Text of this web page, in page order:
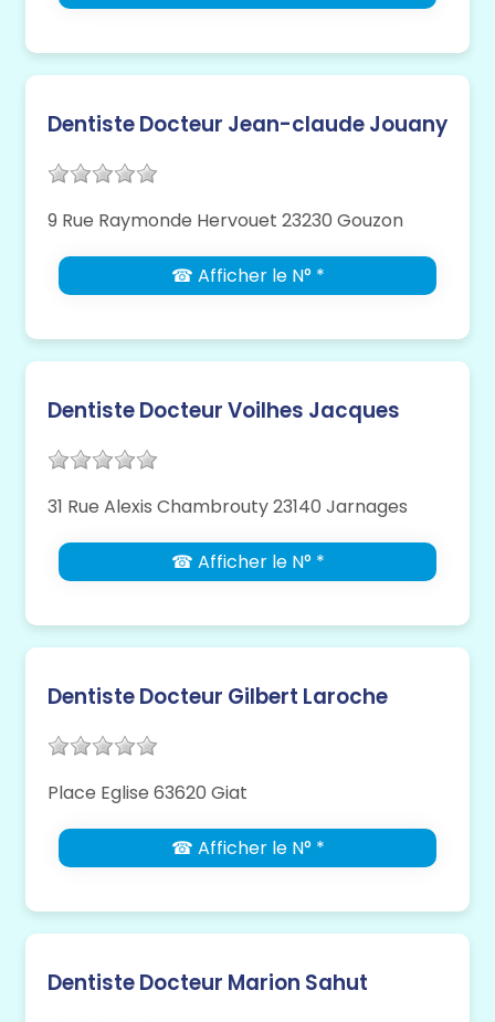
Dentiste Docteur Jean-claude Jouany
9 Rue Raymonde Hervouet 23230 Gouzon
☎ Afficher le N° *
Dentiste Docteur Voilhes Jacques
31 Rue Alexis Chambrouty 23140 Jarnages
☎ Afficher le N° *
Dentiste Docteur Gilbert Laroche
Place Eglise 63620 Giat
☎ Afficher le N° *
Dentiste Docteur Marion Sahut